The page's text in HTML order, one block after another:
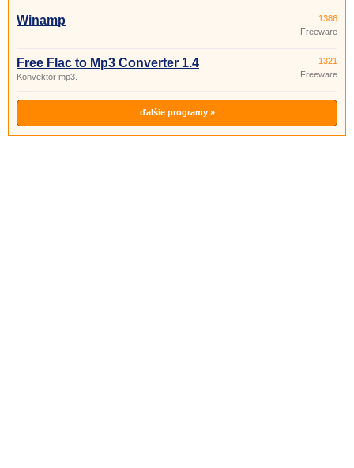
Winamp
1386
Freeware
Free Flac to Mp3 Converter 1.4
Konvektor mp3.
1321
Freeware
ďalšie programy »